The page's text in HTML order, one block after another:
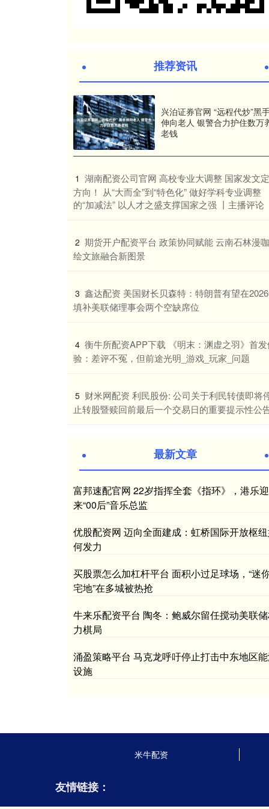
推荐资讯
兴泊证券官网 “远程代炒”黑
伸向老人 银警合力护住数万
老钱
1 ​湖南配资公司官网 高校专业大调整 国家发文定
方向​！ 从“大而全”到“特色化” 做好学科专业调整
的“加减法” 以人才之盛支撑国家之强 丨主播评论
2 ​期货开户配资平台 政策协同赋能 云南石林漫咖
绘文旅融合新图景
3 鑫达配资 美国财长贝森特：特朗普有望在
填补美联储理事会两个空缺席位
4 衡牛所配资APP下载 《明末：渊虚之羽》首
验：差评不冤，但前途光明_游戏_玩家_问题
5 财米网配资 利民股份: 公司关于利民转债即将
止转股暨赎回前最后一个交易日的重要提示性公
最新文章
富邦速配官网 22岁指挥全套《指环》，港乐迎
来“00后”音乐总监
优股配资网 迈向全面建成：虹桥国际开放枢
何发力
买股票怎么加杠杆平台 面积小过足球场，“迷
宅地”在多城被热抢
牛来乐配资平台 陶冬：鲍威尔留任搅动美联
力棋局
涌盈策略平台 马克龙呼吁停止打击中东地区
设施
米牛配资
友情链接：